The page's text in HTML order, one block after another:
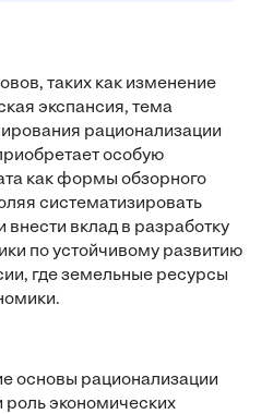
таких как изменение
экспансия, тема
рационализации
особую
как формы обзорного
систематизировать
вклад в разработку
по устойчивому развитию
где земельные ресурсы
основы рационализации
экономических